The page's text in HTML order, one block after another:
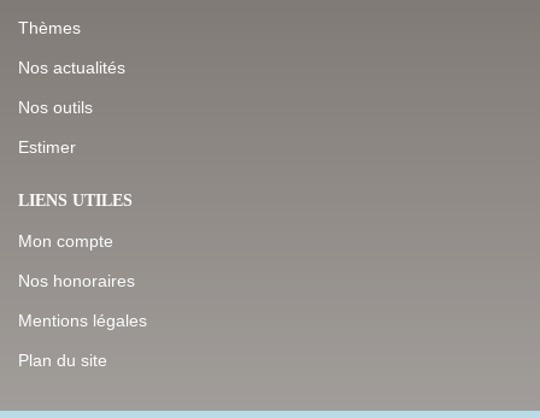
Thèmes
Nos actualités
Nos outils
Estimer
LIENS UTILES
Mon compte
Nos honoraires
Mentions légales
Plan du site